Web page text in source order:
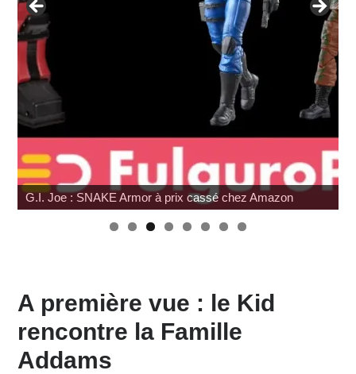
G.I. Joe : SNAKE Armor à prix cassé chez Amazon
A première vue : le Kid
rencontre la Famille
Addams